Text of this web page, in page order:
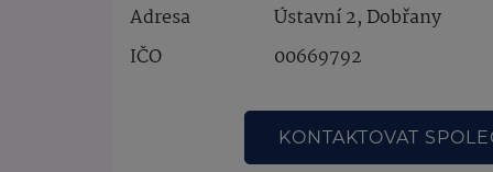
Adresa
Ústavní 2, Dobřany
IČO
00669792
KONTAKTOVAT